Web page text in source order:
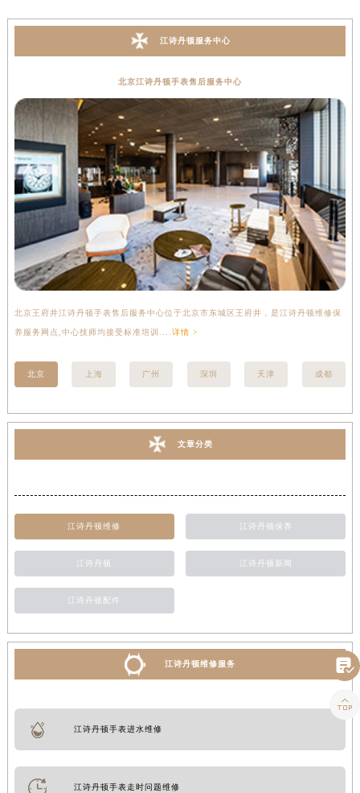
江诗丹顿服务中心
北京江诗丹顿手表售后服务中心
北京王府井江诗丹顿手表售后服务中心位于北京市东城区王府井，是江诗丹顿维修保
养服务网点,中心技师均接受标准培训.... 详情 >
北京 上海 广州 深圳 天津 成都
文章分类
江诗丹顿维修 江诗丹顿保养
江诗丹顿 江诗丹顿新闻
江诗丹顿配件
江诗丹顿维修服务
江诗丹顿手表进水维修
江诗丹顿手表走时问题维修

